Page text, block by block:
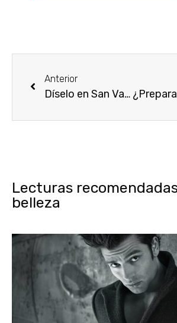
Anterior
Díselo en San Valentín
Lecturas
belleza